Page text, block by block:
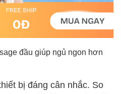
đầu giúp ngủ ngon hơn
bị đáng cân nhắc. So